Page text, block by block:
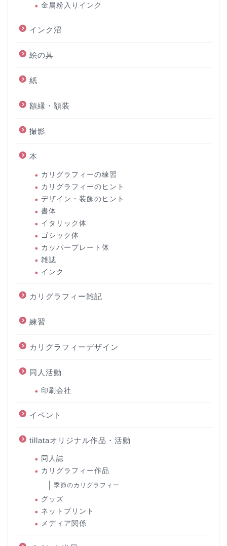
金属粉入りインク
インク沼
絵の具
紙
額縁・額装
撮影
本
カリグラフィーの練習
カリグラフィーのヒント
デザイン・装飾のヒント
書体
イタリック体
ゴシック体
カッパープレート体
雑誌
インク
カリグラフィー雑記
練習
カリグラフィーデザイン
同人活動
印刷会社
イベント
tillataオリジナル作品・活動
同人誌
カリグラフィー作品
季節のカリグラフィー
グッズ
ネットプリント
メディア関係